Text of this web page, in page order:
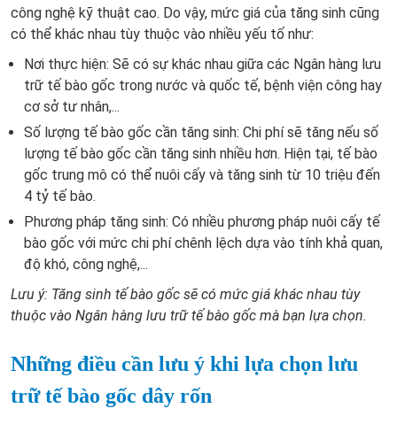
công nghệ kỹ thuật cao. Do vậy, mức giá của tăng sinh cũng
có thể khác nhau tùy thuộc vào nhiều yếu tố như:
Nơi thực hiện: Sẽ có sự khác nhau giữa các Ngân hàng lưu
trữ tế bào gốc trong nước và quốc tế, bệnh viện công hay
cơ sở tư nhân,...
Số lượng tế bào gốc cần tăng sinh: Chi phí sẽ tăng nếu số
lượng tế bào gốc cần tăng sinh nhiều hơn. Hiện tại, tế bào
gốc trung mô có thể nuôi cấy và tăng sinh từ 10 triệu đến
4 tỷ tế bào.
Phương pháp tăng sinh: Có nhiều phương pháp nuôi cấy tế
bào gốc với mức chi phí chênh lệch dựa vào tính khả quan,
độ khó, công nghệ,...
Lưu ý: Tăng sinh tế bào gốc sẽ có mức giá khác nhau tùy
thuộc vào Ngân hàng lưu trữ tế bào gốc mà bạn lựa chọn.
Những điều cần lưu ý khi lựa chọn lưu
trữ tế bào gốc dây rốn